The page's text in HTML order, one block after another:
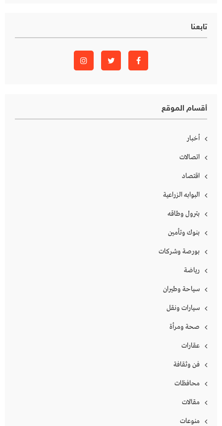
تابعنا
أقسام الموقع
أخبار
اتصالات
اقتصاد
البوابه الزراعية
بترول وطاقه
بنوك وتأمين
بورصة وشركات
رياضة
سياحة وطيران
سيارات ونقل
صحة ومرأة
عقارات
فن وثقافة
محافظات
مقالات
منوعات